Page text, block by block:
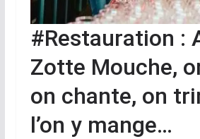
#Restauration :
Zotte Mouche,
on chante, on
l’on y mange…